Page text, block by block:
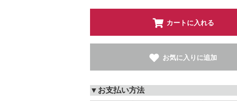
カートに入れる
お気に入りに追加
▼お支払い方法